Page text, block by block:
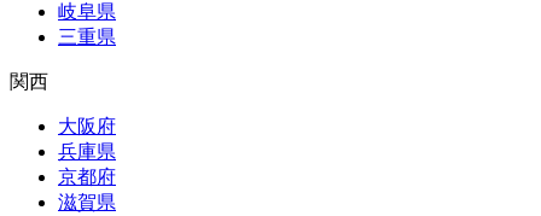
岐阜県
三重県
関西
大阪府
兵庫県
京都府
滋賀県